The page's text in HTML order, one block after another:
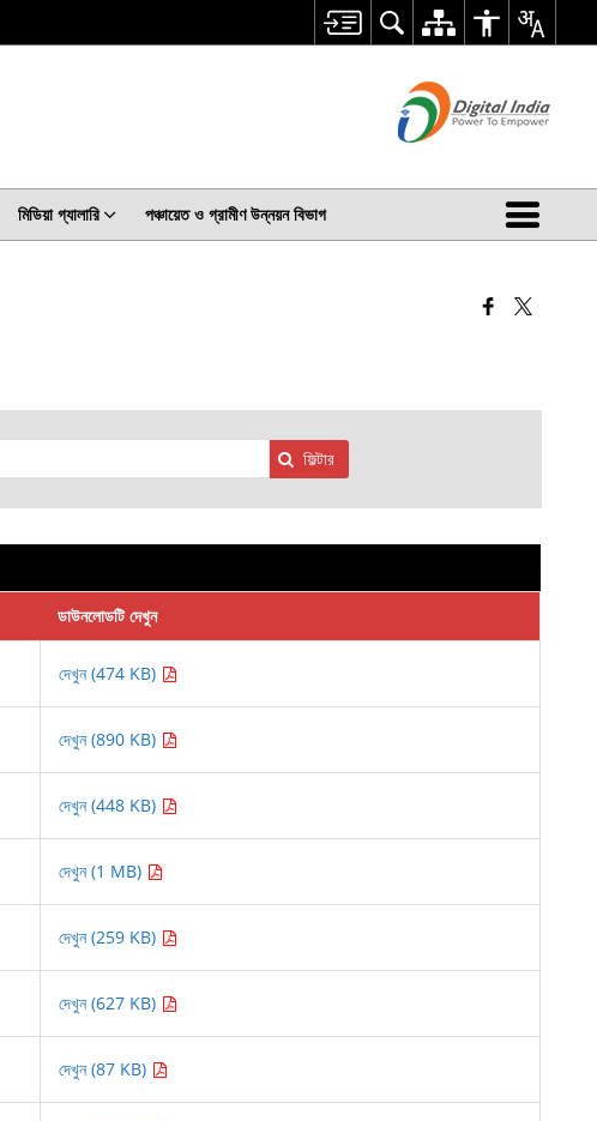
মিডিয়া গ্যালারি পঞ্চায়েত ও গ্রামীণ উন্নয়ন বিভাগ
ফিল্টার
ডাউনলোডটি দেখুন
দেখুন (474 KB)
দেখুন (890 KB)
দেখুন (448 KB)
দেখুন (1 MB)
দেখুন (259 KB)
দেখুন (627 KB)
দেখুন (87 KB)